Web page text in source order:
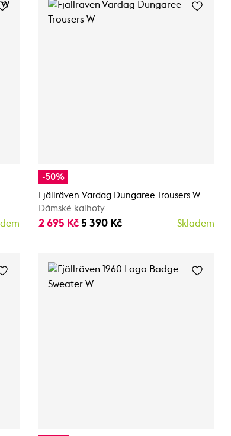
-50%
Fjällräven Vardag Dungaree Trousers W
Dámské kalhoty
2 695 Kč 5 390 Kč Skladem